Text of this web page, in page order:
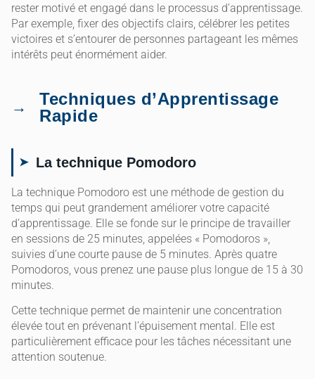
rester motivé et engagé dans le processus d’apprentissage.
Par exemple, fixer des objectifs clairs, célébrer les petites
victoires et s’entourer de personnes partageant les mêmes
intérêts peut énormément aider.
Techniques d’Apprentissage
Rapide
La technique Pomodoro
La technique Pomodoro est une méthode de gestion du
temps qui peut grandement améliorer votre capacité
d’apprentissage. Elle se fonde sur le principe de travailler
en sessions de 25 minutes, appelées « Pomodoros »,
suivies d’une courte pause de 5 minutes. Après quatre
Pomodoros, vous prenez une pause plus longue de 15 à 30
minutes.
Cette technique permet de maintenir une concentration
élevée tout en prévenant l’épuisement mental. Elle est
particulièrement efficace pour les tâches nécessitant une
attention soutenue.